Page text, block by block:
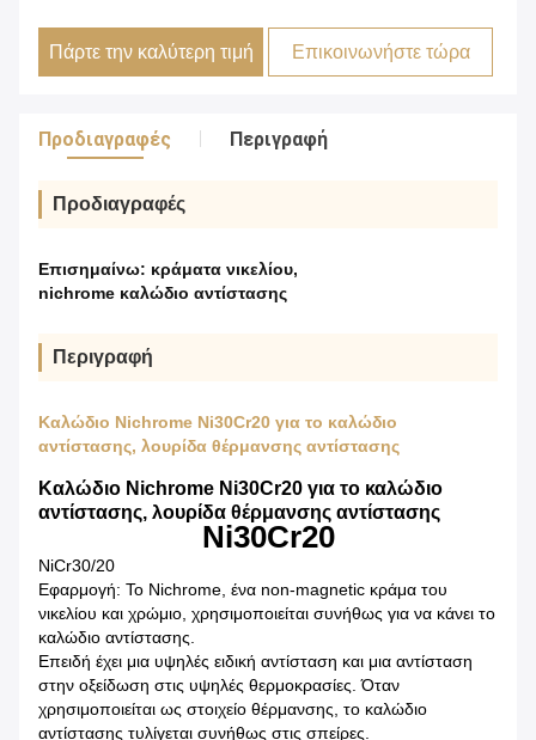
Πάρτε την καλύτερη τιμή Επικοινωνήστε τώρα
Προδιαγραφές Περιγραφή
Προδιαγραφές
Επισημαίνω: κράματα νικελίου,
nichrome καλώδιο αντίστασης
Περιγραφή
Καλώδιο Nichrome Ni30Cr20 για το καλώδιο
αντίστασης, λουρίδα θέρμανσης αντίστασης
Καλώδιο Nichrome Ni30Cr20 για το καλώδιο
αντίστασης, λουρίδα θέρμανσης αντίστασης
Ni30Cr20
NiCr30/20
Εφαρμογή: Το Nichrome, ένα non-magnetic κράμα του
νικελίου και χρώμιο, χρησιμοποιείται συνήθως για να κάνει το
καλώδιο αντίστασης.
Επειδή έχει μια υψηλές ειδική αντίσταση και μια αντίσταση
στην οξείδωση στις υψηλές θερμοκρασίες. Όταν
χρησιμοποιείται ως στοιχείο θέρμανσης, το καλώδιο
αντίστασης τυλίγεται συνήθως στις σπείρες.